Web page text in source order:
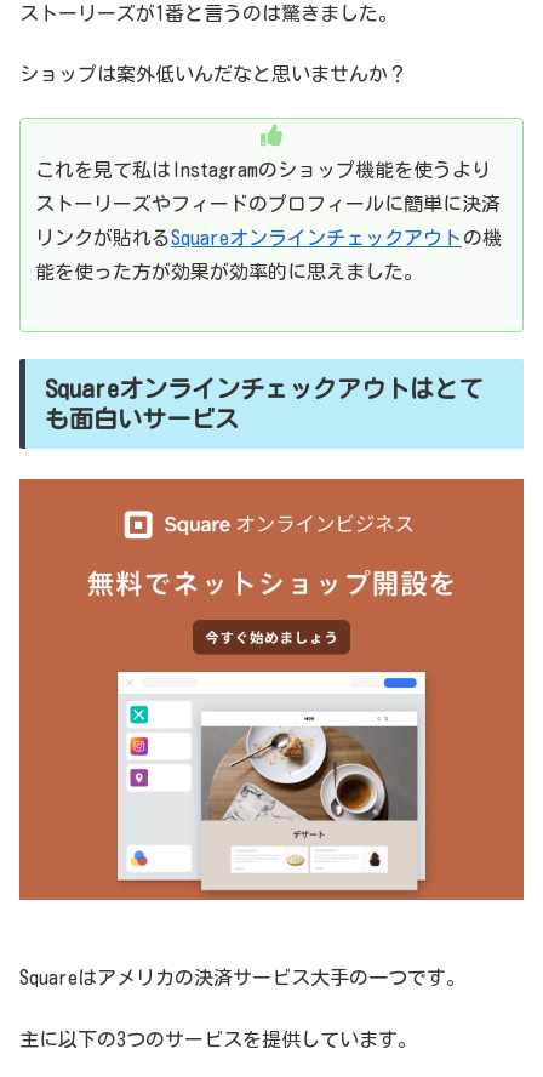
ストーリーズが1番と言うのは驚きました。
ショップは案外低いんだなと思いませんか？
これを見て私はInstagramのショップ機能を使うより
ストーリーズやフィードのプロフィールに簡単に決済
リンクが貼れるSquareオンラインチェックアウト の機
能を使った方が効果が効率的に思えました。
Squareオンラインチェックアウトはとて
も面白いサービス
Squareはアメリカの決済サービス大手の一つです。
主に以下の3つのサービスを提供しています。